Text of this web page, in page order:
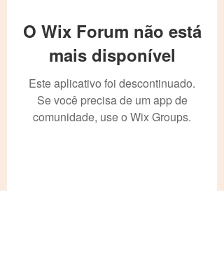
O Wix Forum não está
mais disponível
Este aplicativo foi descontinuado.
Se você precisa de um app de
comunidade, use o Wix Groups.